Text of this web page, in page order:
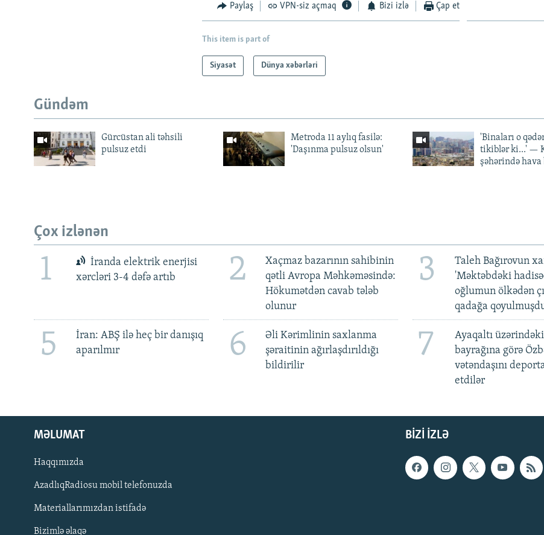
Paylaş VPN-siz açmaq Bizi izlə Çap et
This item is part of
Siyasət Dünya xəbərləri
Gündəm
Gürcüstan ali təhsili
pulsuz etdi
Metroda 11 aylıq fasilə:
'Daşınma pulsuz olsun'
'Binaları o
tikiblər ki...' —
şəhərində hava
Çox izlənən
1
İranda elektrik enerjisi
xərcləri 3-4 dəfə artıb
2
Xaçmaz bazarının sahibinin
qətli Avropa Məhkəməsində:
Hökumətdən cavab tələb
olunur
3
Taleh Bağırovun
'Məktəbdəki
oğlumun ölkədən
qadağa
5
İran: ABŞ ilə heç bir danışıq
aparılmır
6
Əli Kərimlinin saxlanma
şəraitinin ağırlaşdırıldığı
bildirilir
7
Ayaqaltı
bayrağına görə
vətəndaşını
etdilər
BIZI IZLƏ
MƏLUMAT
Haqqımızda
AzadlıqRadiosu mobil telefonuzda
Materiallarımızdan istifadə
Bizimlə əlaqə